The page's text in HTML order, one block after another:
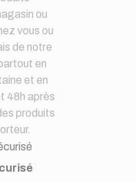
ou
vous ou
de notre
en
et en
48h après
produits